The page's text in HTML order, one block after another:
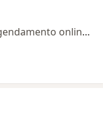
Esse especialista não oferece agendamento online para esse endereço.